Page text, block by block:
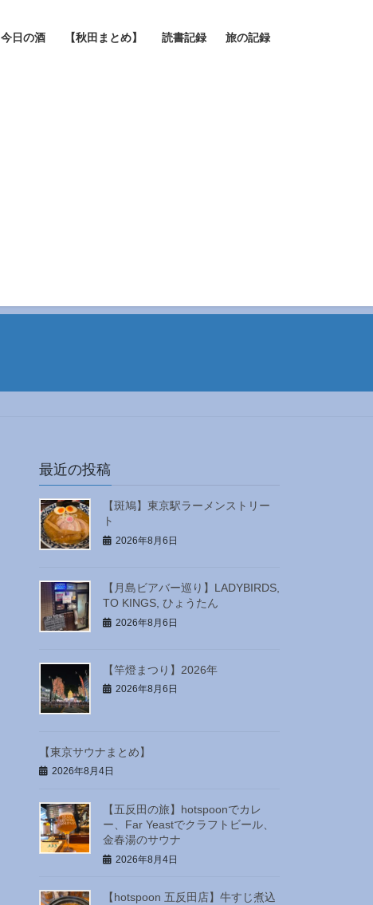
今日の酒 【秋田まとめ】 読書記録 旅の記録
最近の投稿
【斑鳩】東京駅ラーメンストリー
ト
2026年8月6日
【月島ビアバー巡り】LADYBIRDS,
TO KINGS, ひょうたん
2026年8月6日
【竿燈まつり】2026年
2026年8月6日
【東京サウナまとめ】
2026年8月4日
【五反田の旅】hotspoonでカレ
ー、Far Yeastでクラフトビール、
金春湯のサウナ
2026年8月4日
【hotspoon 五反田店】牛すじ煮込